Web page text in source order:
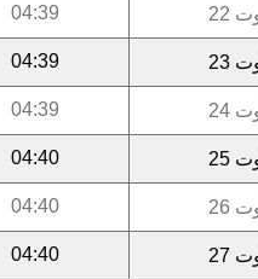
22
04:39
23
04:39
24
04:39
25
04:40
26
04:40
27
04:40